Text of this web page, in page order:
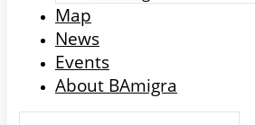
Map
News
Events
About BAmigra